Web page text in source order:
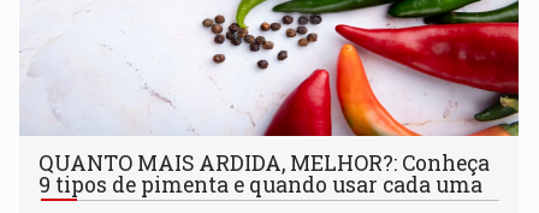
QUANTO MAIS ARDIDA, MELHOR?: Conheça
9 tipos de pimenta e quando usar cada uma